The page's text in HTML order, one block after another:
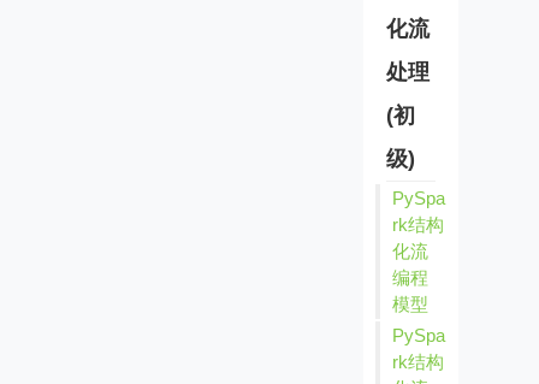
化流
处理
(初
级)
PySpa
rk结构
化流
编程
模型
PySpa
rk结构